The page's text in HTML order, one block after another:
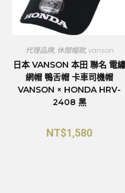
代理品牌, 休閒帽款, vanson
日本 VANSON 本田 聯名 電繡
網帽 鴨舌帽 卡車司機帽
VANSON × HONDA HRV-
2408 黑
NT$1,580